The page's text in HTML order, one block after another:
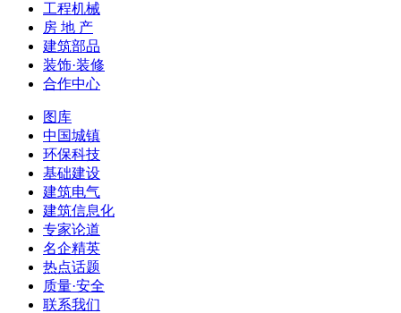
工程机械
房 地 产
建筑部品
装饰·装修
合作中心
图库
中国城镇
环保科技
基础建设
建筑电气
建筑信息化
专家论道
名企精英
热点话题
质量·安全
联系我们